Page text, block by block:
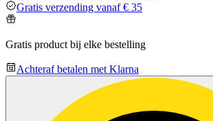
Gratis verzending vanaf € 35
Gratis product bij elke bestelling
Achteraf betalen met Klarna